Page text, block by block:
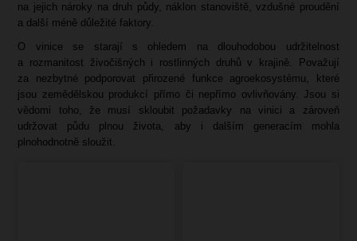
na jejich nároky na druh půdy, náklon stanoviště, vzdušné proudění
a další méně důležité faktory.
O vinice se starají s ohledem na dlouhodobou udržitelnost
a rozmanitost živočišných i rostlinných druhů v krajině. Považují
za nezbytné podporovat přirozené funkce agroekosystému, které
jsou zemědělskou produkcí přímo či nepřímo ovlivňovány. Jsou si
vědomi toho, že musí skloubit požadavky na vinici a zároveň
udržovat půdu plnou života, aby i dalším generacím mohla
plnohodnotně sloužit.